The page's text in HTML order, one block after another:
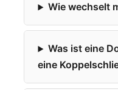
Wie wechselt
Was ist eine
eine